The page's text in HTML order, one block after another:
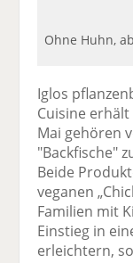
Ohne Huhn,
Iglos
Cuisine
Mai gehören
"Backfische"
Beide
veganen
Familien mit
Einstieg in
erleichtern,